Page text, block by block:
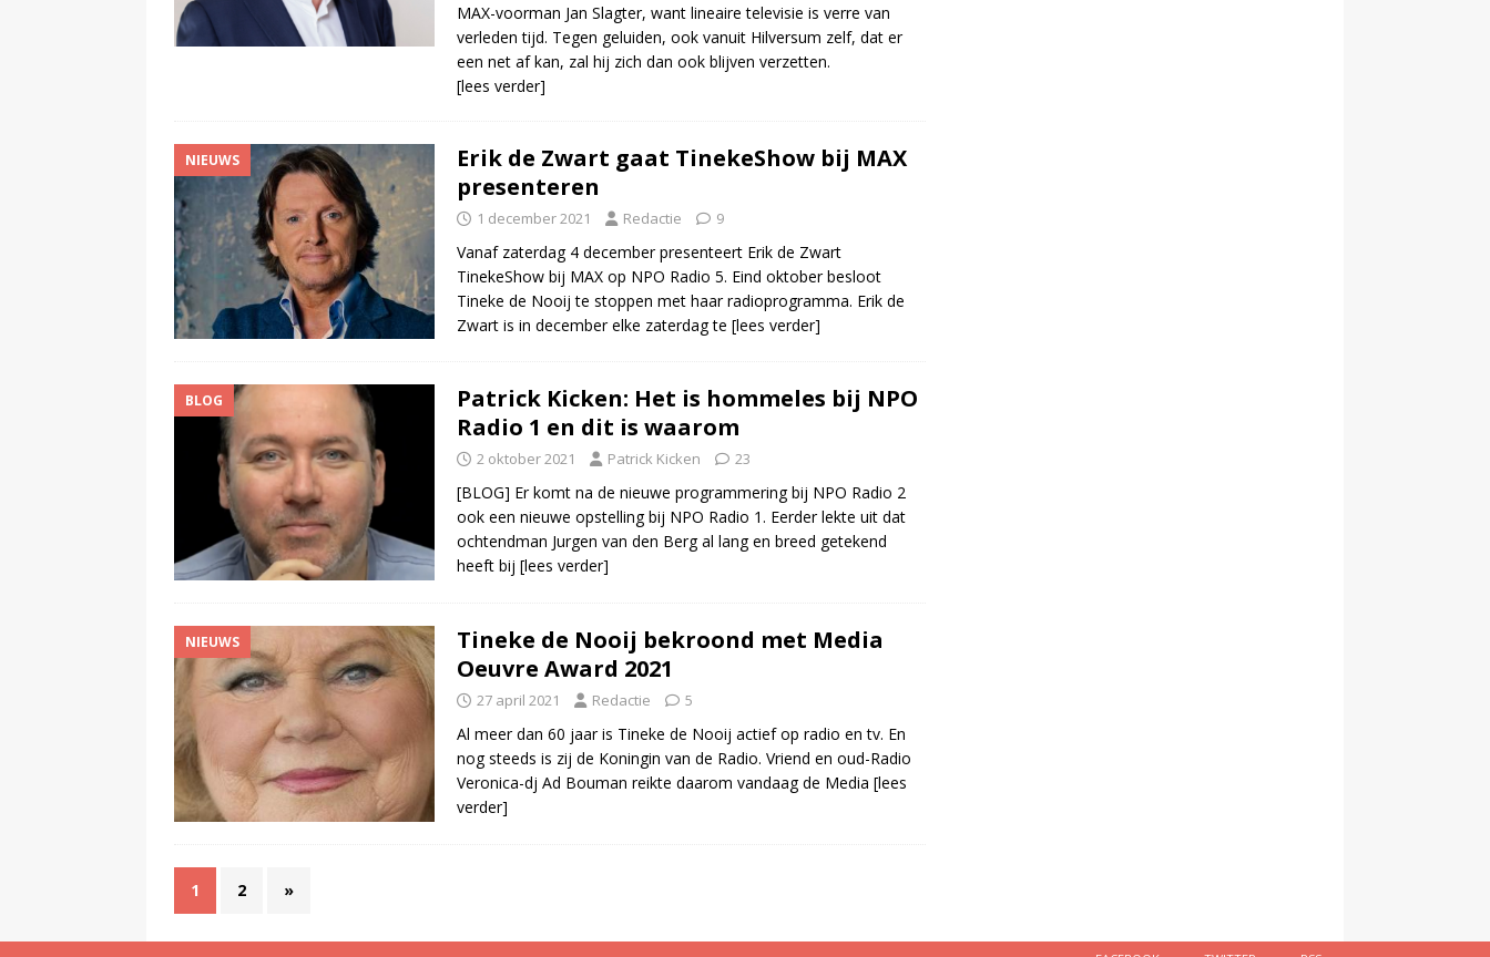
MAX-voorman Jan Slagter, want lineaire televisie is verre van
verleden tijd. Tegen geluiden, ook vanuit Hilversum zelf, dat er
een net af kan, zal hij zich dan ook blijven verzetten.
[lees verder]
NIEUWS
Erik de Zwart gaat TinekeShow bij MAX
presenteren
1 december 2021 Redactie 9
Vanaf zaterdag 4 december presenteert Erik de Zwart
TinekeShow bij MAX op NPO Radio 5. Eind oktober besloot
Tineke de Nooij te stoppen met haar radioprogramma. Erik de
Zwart is in december elke zaterdag te [lees verder]
BLOG
Patrick Kicken: Het is hommeles bij NPO
Radio 1 en dit is waarom
2 oktober 2021 Patrick Kicken 23
[BLOG] Er komt na de nieuwe programmering bij NPO Radio 2
ook een nieuwe opstelling bij NPO Radio 1. Eerder lekte uit dat
ochtendman Jurgen van den Berg al lang en breed getekend
heeft bij [lees verder]
NIEUWS
Tineke de Nooij bekroond met Media
Oeuvre Award 2021
27 april 2021 Redactie 5
Al meer dan 60 jaar is Tineke de Nooij actief op radio en tv. En
nog steeds is zij de Koningin van de Radio. Vriend en oud-Radio
Veronica-dj Ad Bouman reikte daarom vandaag de Media [lees
verder]
1 2 »